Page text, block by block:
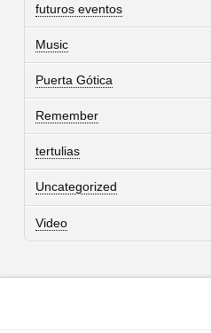
futuros eventos
Music
Puerta Gótica
Remember
tertulias
Uncategorized
Video